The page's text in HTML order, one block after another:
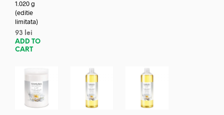
1.020 g
(editie
limitata)
93
lei
ADD TO
CART